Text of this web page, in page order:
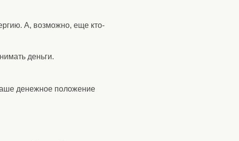
А, возможно, еще кто-
деньги.
денежное положение